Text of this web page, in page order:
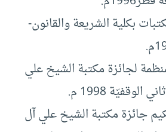
بكلية الشريعة والقانون-
لجائزة مكتبة الشيخ علي
1998 م.
جائزة مكتبة الشيخ علي آل